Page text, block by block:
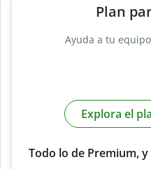
Plan
Ayuda a tu
Explora el
Todo lo de Premium, y